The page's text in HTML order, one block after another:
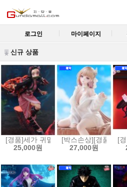
로그인 마이페이지
신규 상품
[경품]세가 귀멸의 칼날 Xross Link 피
25,000원
[박스손상][경품]후
27,000원
[